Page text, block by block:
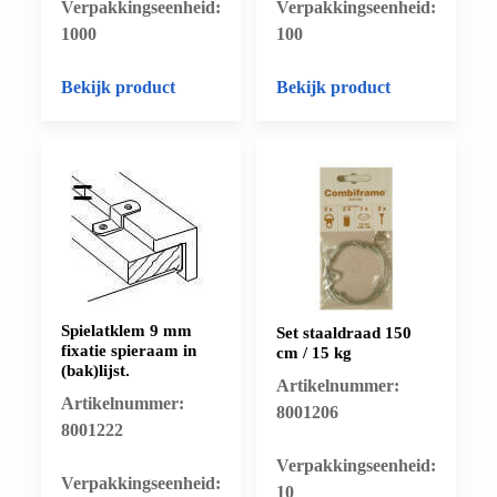
​Verpakkingseenheid:
1000
Bekijk product
​Verpakkingseenheid:
100
Bekijk product
Spielatklem 9 mm
fixatie spieraam in
(bak)lijst.
Artikelnummer:
8001222
​Verpakkingseenheid:
Set staaldraad 150
cm / 15 kg
Artikelnummer:
8001206
​Verpakkingseenheid:
10